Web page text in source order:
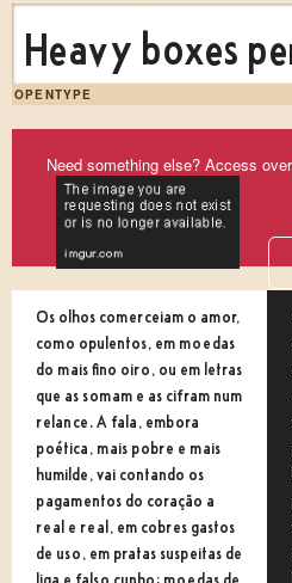
Heavy boxes
OPENTYPE
Need something else? Access over
Os olhos comerceiam o amor,
como opulentos, em moedas
do mais fino oiro, ou em letras
que as somam e as cifram num
relance. A fala, embora
poética, mais pobre e mais
humilde, vai contando os
pagamentos do coração a
real e real, em cobres gastos
de uso, em pratas suspeitas de
liga e falso cunho; moedas de